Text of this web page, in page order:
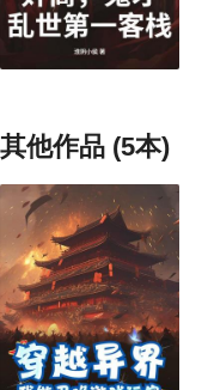
其他作品 (5本)